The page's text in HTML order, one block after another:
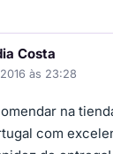
Costa
às 23:28
na
com